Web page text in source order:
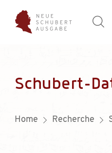
Schubert-
Home Recherche